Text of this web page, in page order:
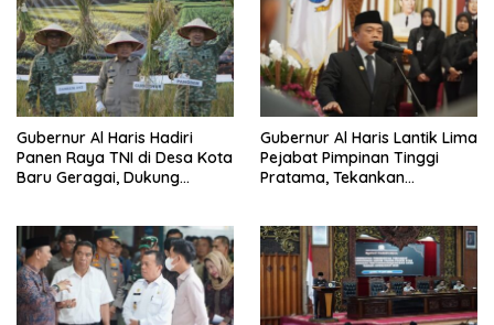
Gubernur Al Haris Hadiri
Panen Raya TNI di Desa Kota
Baru Geragai, Dukung
Gubernur Al Haris Lantik Lima
Pejabat Pimpinan Tinggi
Pratama, Tekankan
Integritas